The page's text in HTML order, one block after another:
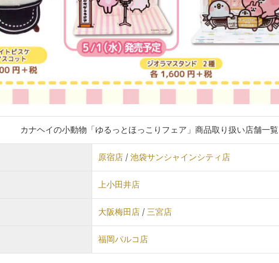
カナヘイの小動物「ゆるっとほっこりフェア」商品取り扱い店舗一覧
原宿店 / 池袋サンシャインシティ店
上小田井店
大阪梅田店 / 三宮店
福岡パルコ店